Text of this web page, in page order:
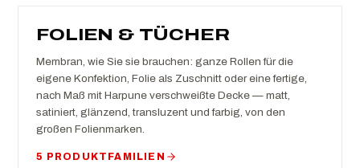
FOLIEN & TÜCHER
Membran, wie Sie sie brauchen: ganze Rollen für die
eigene Konfektion, Folie als Zuschnitt oder eine fertige,
nach Maß mit Harpune verschweißte Decke — matt,
satiniert, glänzend, transluzent und farbig, von den
großen Folienmarken.
5 PRODUKTFAMILIEN